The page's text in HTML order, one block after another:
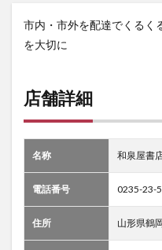
市内・市外を配達でくるく
を大切に
店舗詳細
名称 和泉屋書
電話番号 0235-23-
住所 山形県鶴